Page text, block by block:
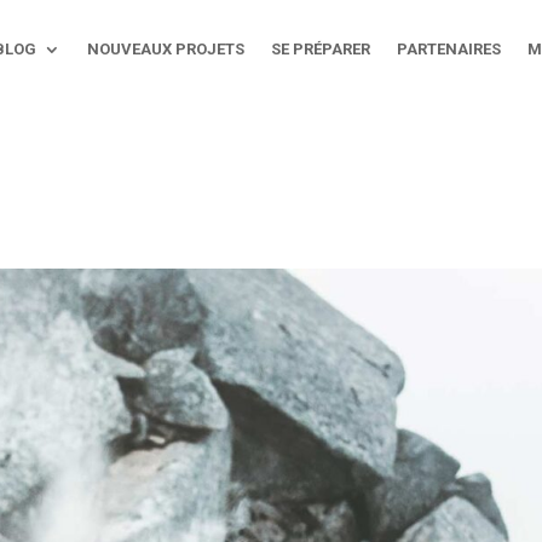
NOUVEAUX PROJETS SE PRÉPARER PARTENAIRES